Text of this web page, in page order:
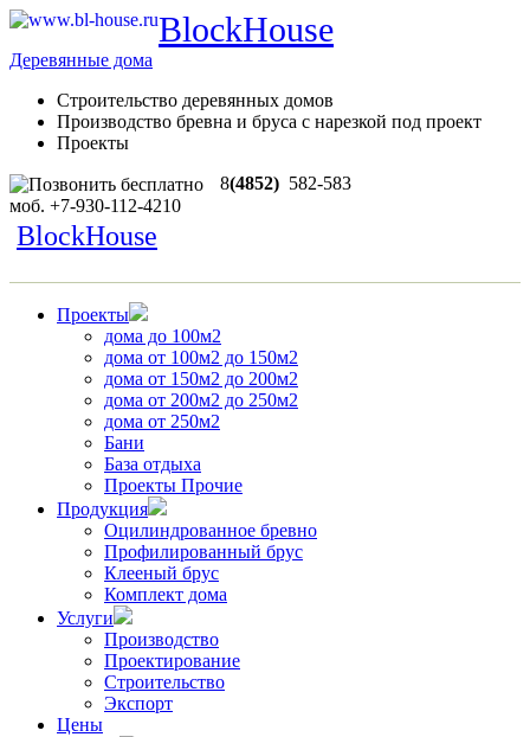
BlockHouse
Деревянные дома
Строительство деревянных домов
Производство бревна и бруса с нарезкой под проект
Проекты
8(4852) 582-583
моб. +7-930-112-4210
BlockHouse
Проекты
дома до 100м2
дома от 100м2 до 150м2
дома от 150м2 до 200м2
дома от 200м2 до 250м2
дома от 250м2
Бани
База отдыха
Проекты Прочие
Продукция
Оцилиндрованное бревно
Профилированный брус
Клееный брус
Комплект дома
Услуги
Производство
Проектирование
Строительство
Экспорт
Цены